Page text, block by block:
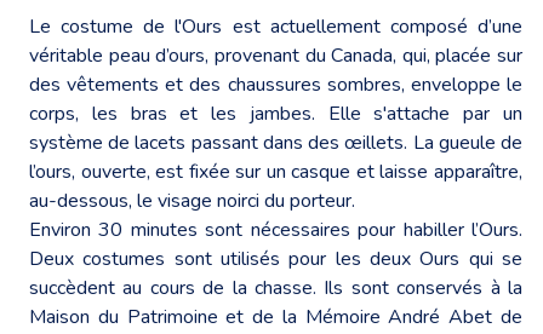
Le costume de l'Ours est actuellement composé d’une
véritable peau d’ours, provenant du Canada, qui, placée sur
des vêtements et des chaussures sombres, enveloppe le
corps, les bras et les jambes. Elle s'attache par un
système de lacets passant dans des œillets. La gueule de
l’ours, ouverte, est fixée sur un casque et laisse apparaître,
au-dessous, le visage noirci du porteur.
Environ 30 minutes sont nécessaires pour habiller l’Ours.
Deux costumes sont utilisés pour les deux Ours qui se
succèdent au cours de la chasse. Ils sont conservés à la
Maison du Patrimoine et de la Mémoire André Abet de